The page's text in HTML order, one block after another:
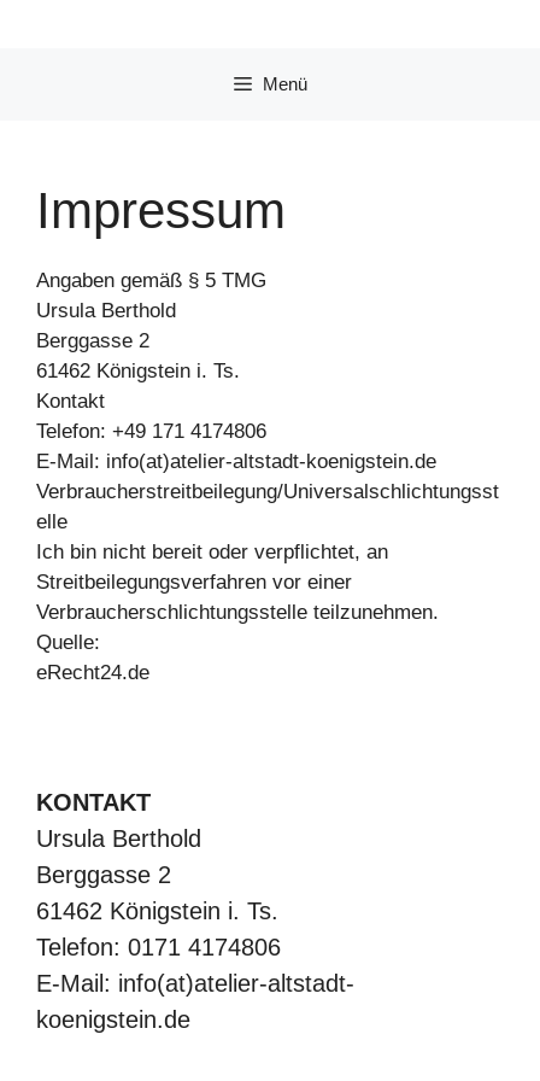
Menü
Impressum
Angaben gemäß § 5 TMG
Ursula Berthold
Berggasse 2
61462 Königstein i. Ts.
Kontakt
Telefon: +49 171 4174806
E-Mail: info(at)atelier-altstadt-koenigstein.de
Verbraucherstreitbeilegung/Universalschlichtungsst
elle
Ich bin nicht bereit oder verpflichtet, an
Streitbeilegungsverfahren vor einer
Verbraucherschlichtungsstelle teilzunehmen.
Quelle:
eRecht24.de
KONTAKT
Ursula Berthold
Berggasse 2
61462 Königstein i. Ts.
Telefon: 0171 4174806
E-Mail: info(at)atelier-altstadt-
koenigstein.de